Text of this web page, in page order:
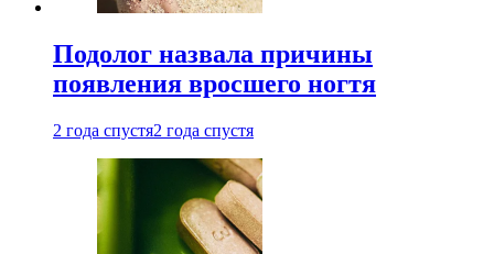
Подолог назвала причины
появления вросшего ногтя
2 года спустя2 года спустя